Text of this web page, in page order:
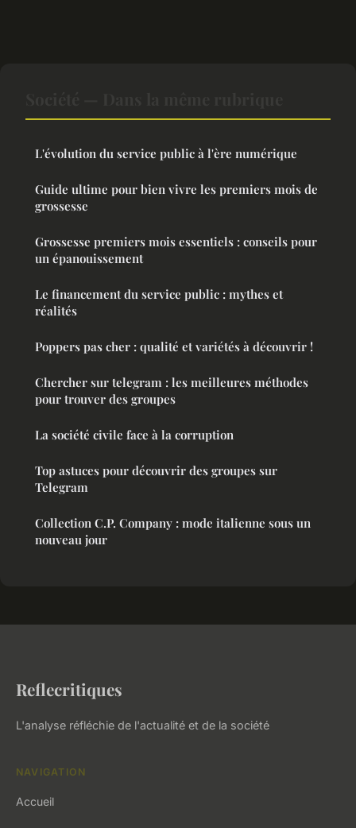
L'évolution du service public à l'ère numérique
Guide ultime pour bien vivre les premiers mois de
grossesse
Grossesse premiers mois essentiels : conseils pour
un épanouissement
Le financement du service public : mythes et
réalités
Poppers pas cher : qualité et variétés à découvrir !
Chercher sur telegram : les meilleures méthodes
pour trouver des groupes
La société civile face à la corruption
Top astuces pour découvrir des groupes sur
Telegram
Collection C.P. Company : mode italienne sous un
nouveau jour
Reflecritiques
L'analyse réfléchie de l'actualité et de la société
NAVIGATION
Accueil